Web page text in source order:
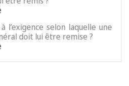
l’exigence selon laquelle une
doit lui être remise ?